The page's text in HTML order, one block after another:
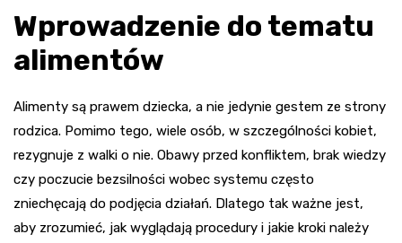
Wprowadzenie do tematu
alimentów
Alimenty są prawem dziecka, a nie jedynie gestem ze strony
rodzica. Pomimo tego, wiele osób, w szczególności kobiet,
rezygnuje z walki o nie. Obawy przed konfliktem, brak wiedzy
czy poczucie bezsilności wobec systemu często
zniechęcają do podjęcia działań. Dlatego tak ważne jest,
aby zrozumieć, jak wyglądają procedury i jakie kroki należy